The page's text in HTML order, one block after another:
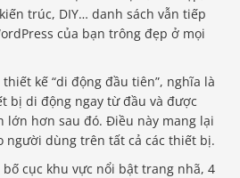
​​trúc, DIY… danh sách vẫn tiếp
của bạn trông đẹp ở mọi
kế “di động đầu tiên”, nghĩa là
bị di động ngay từ đầu và được
lớn hơn sau đó. Điều này mang lại
người dùng trên tất cả các thiết bị.
cục khu vực nổi bật trang nhã, 4